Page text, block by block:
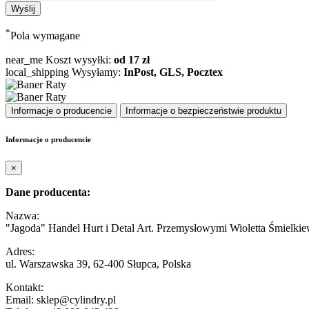
*Pola wymagane
near_me Koszt wysyłki: od 17 zł
local_shipping Wysyłamy: InPost, GLS, Pocztex
Informacje o producencie Informacje o bezpieczeństwie produktu
Informacje o producencie
×
Dane producenta:
Nazwa:
"Jagoda" Handel Hurt i Detal Art. Przemysłowymi Wioletta
Adres:
ul. Warszawska 39, 62-400 Słupca, Polska
Kontakt:
Email: sklep@cylindry.pl